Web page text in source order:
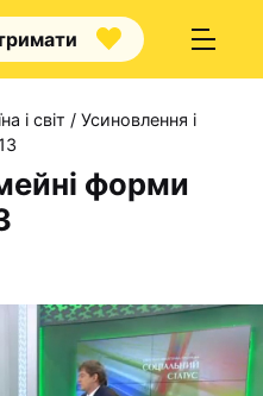
Волонтерство
Наші напрямки
і світ / Усиновлення і
форми